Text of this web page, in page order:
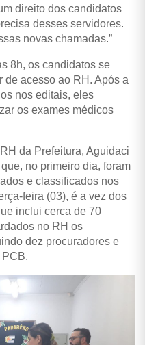
direito dos candidatos
desses servidores.
novas chamadas.”
8h, os candidatos se
de acesso ao RH. Após a
nos editais, eles
os exames médicos
da Prefeitura, Aguidaci
no primeiro dia, foram
e classificados nos
feira (03), é a vez dos
inclui cerca de 70
no RH os
dez procuradores e